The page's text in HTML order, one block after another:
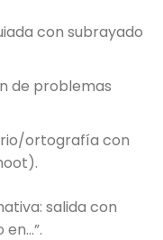
con subrayado
de problemas
ortografía con
salida con